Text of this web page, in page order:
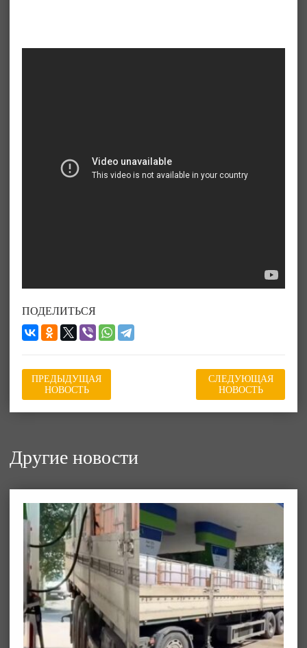
ПОДЕЛИТЬСЯ
ПРЕДЫДУЩАЯ
НОВОСТЬ
СЛЕДУЮЩАЯ
НОВОСТЬ
Другие новости